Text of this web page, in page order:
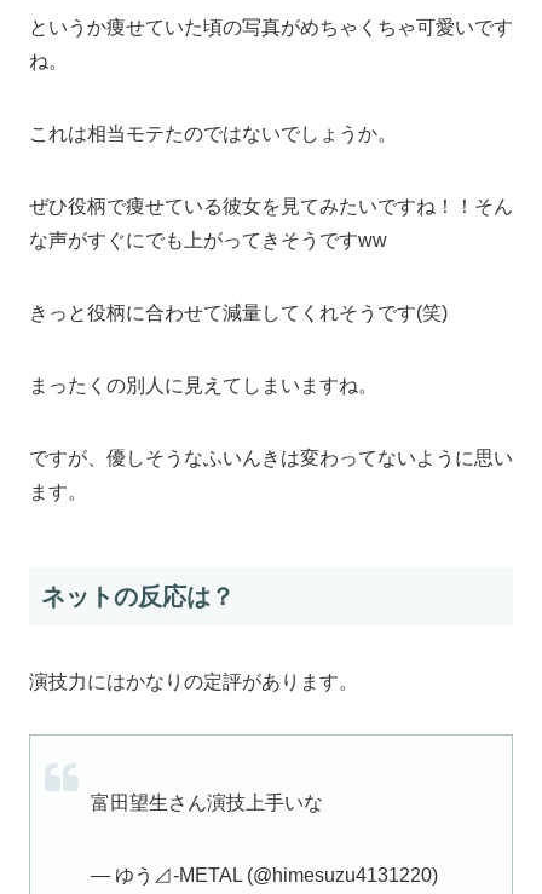
というか痩せていた頃の写真がめちゃくちゃ可愛いです
ね。
これは相当モテたのではないでしょうか。
ぜひ役柄で痩せている彼女を見てみたいですね！！そん
な声がすぐにでも上がってきそうですww
きっと役柄に合わせて減量してくれそうです(笑)
まったくの別人に見えてしまいますね。
ですが、優しそうなふいんきは変わってないように思い
ます。
ネットの反応は？
演技力にはかなりの定評があります。
富田望生さん演技上手いな
— ゆう⊿-METAL (@himesuzu4131220)